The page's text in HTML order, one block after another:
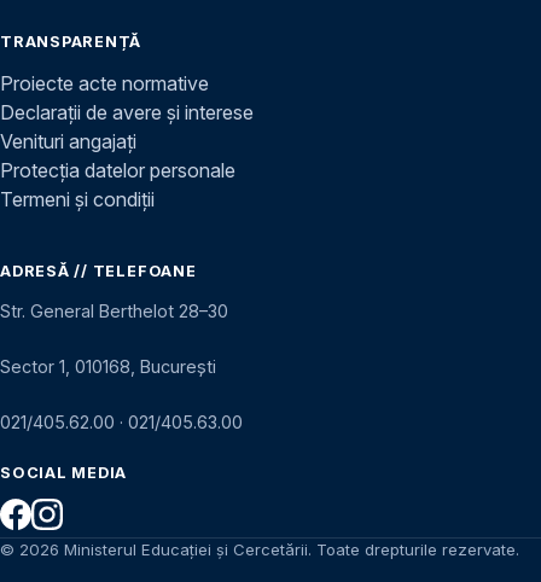
TRANSPARENȚĂ
Proiecte acte normative
Declarații de avere și interese
Venituri angajați
Protecția datelor personale
Termeni și condiții
ADRESĂ // TELEFOANE
Str. General Berthelot 28–30
Sector 1, 010168, București
021/405.62.00 · 021/405.63.00
SOCIAL MEDIA
© 2026 Ministerul Educației și Cercetării. Toate drepturile rezervate.